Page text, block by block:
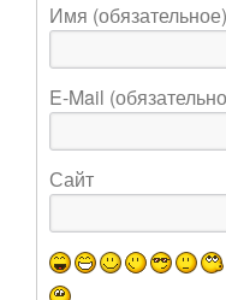
Имя (обязательное)
E-Mail
Сайт